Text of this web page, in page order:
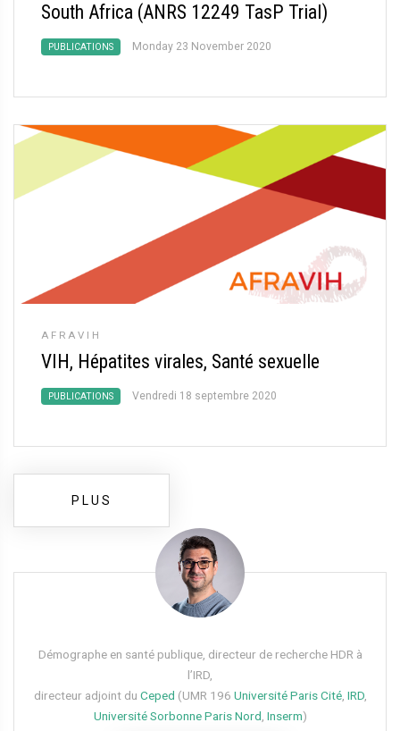
South Africa (ANRS 12249 TasP Trial)
PUBLICATIONS Monday 23 November 2020
AFRAVIH
VIH, Hépatites virales, Santé sexuelle
PUBLICATIONS Vendredi 18 septembre 2020
PLUS
Démographe en santé publique, directeur de recherche HDR à
l’IRD,
directeur adjoint du Ceped (UMR 196 Université Paris Cité, IRD,
Université Sorbonne Paris Nord Inserm)